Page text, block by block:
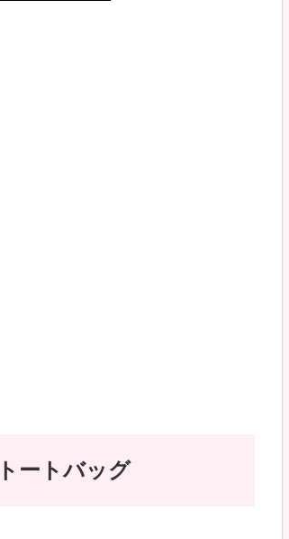
ートバッグ